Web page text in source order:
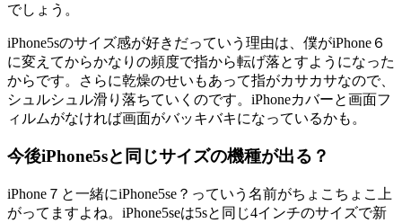
でしょう。
iPhone5sのサイズ感が好きだっていう理由は、僕がiPhone６
に変えてからかなりの頻度で指から転げ落とすようになった
からです。さらに乾燥のせいもあって指がカサカサなので、
シュルシュル滑り落ちていくのです。iPhoneカバーと画面フ
ィルムがなければ画面がバッキバキになっているかも。
今後iPhone5sと同じサイズの機種が出る？
iPhone７と一緒にiPhone5se？っていう名前がちょこちょこ上
がってますよね。iPhone5seは5sと同じ4インチのサイズで新